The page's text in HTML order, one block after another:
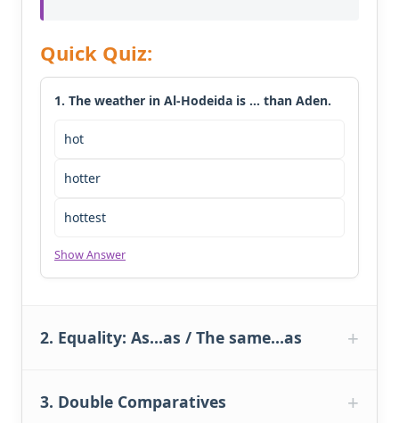
Quick Quiz:
1. The weather in Al-Hodeida is … than Aden.
hot
hotter
hottest
Show Answer
2. Equality: As…as / The same…as
3. Double Comparatives